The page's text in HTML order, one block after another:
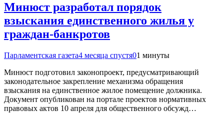
Минюст разработал порядок
взыскания единственного жилья у
граждан-банкротов
Парламентская газета4 месяца спустя01 минуты
Минюст подготовил законопроект, предусматривающий
законодательное закрепление механизма обращения
взыскания на единственное жилое помещение должника.
Документ опубликован на портале проектов нормативных
правовых актов 10 апреля для общественного обсужд…